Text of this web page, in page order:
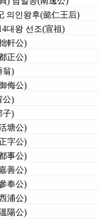
의인왕후(懿仁王后)
대왕 선조(宣祖)
軒公)
正公)
翁)
侮公)
公)
子)
塘公)
字公)
事公)
善公)
奉公)
浦公)
陽公)